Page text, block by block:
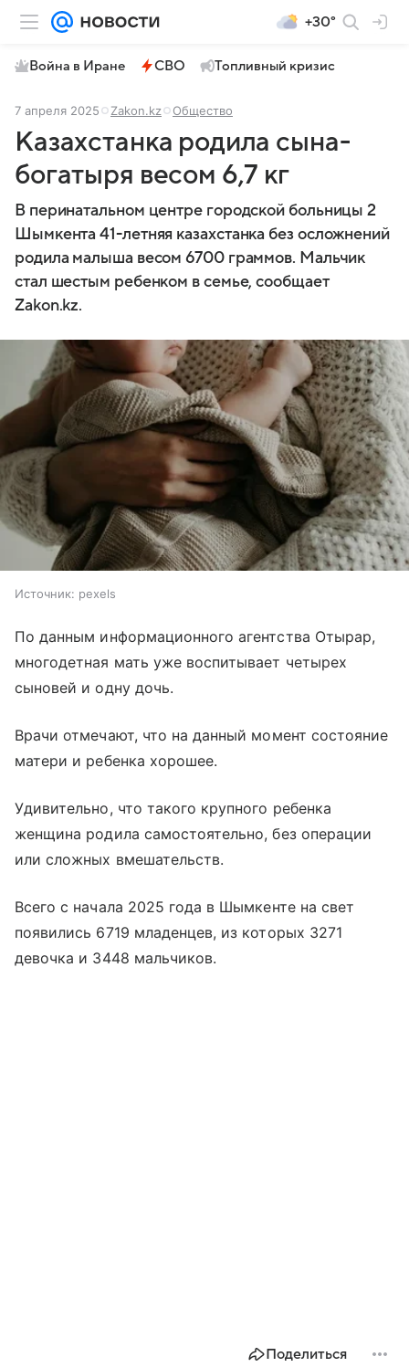
+30°
Война в Иране СВО Топливный кризис
7 апреля 2025 Zakon.kz Общество
Казахстанка родила сына-
богатыря весом 6,7 кг
В перинатальном центре городской больницы 2
Шымкента 41-летняя казахстанка без осложнений
родила малыша весом 6700 граммов. Мальчик
стал шестым ребенком в семье, сообщает
Zakon.kz.
Источник: pexels
По данным информационного агентства Отырар,
многодетная мать уже воспитывает четырех
сыновей и одну дочь.
Врачи отмечают, что на данный момент состояние
матери и ребенка хорошее.
Удивительно, что такого крупного ребенка
женщина родила самостоятельно, без операции
или сложных вмешательств.
Всего с начала 2025 года в Шымкенте на свет
появились 6719 младенцев, из которых 3271
девочка и 3448 мальчиков.
Поделиться